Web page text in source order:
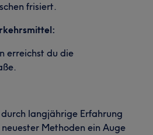
frisiert.
erreichst du die
langjährige Erfahrung
Methoden ein Auge